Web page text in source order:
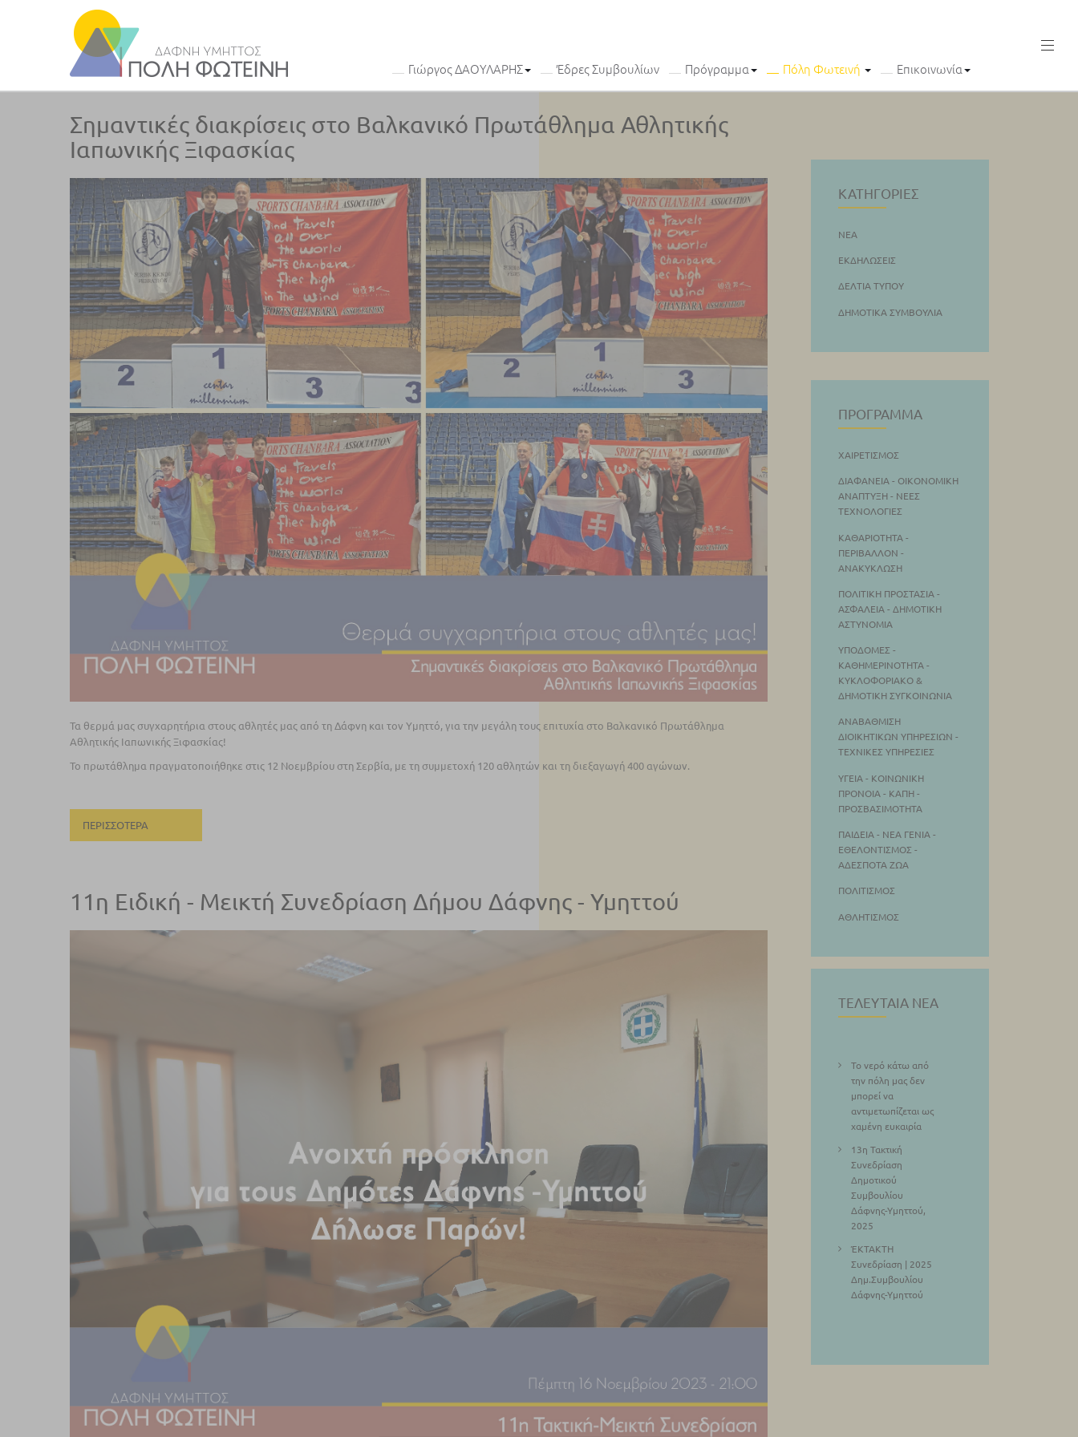
Γιώργος ΔΑΟΥΛΑΡΗΣ Έδρες Συμβουλίων Πρόγραμμα Πόλη Φωτεινή Επικοινωνία
Σημαντικές διακρίσεις στο Βαλκανικό Πρωτάθλημα Αθλητικής
Ιαπωνικής Ξιφασκίας
Τα θερμά μας συγχαρητήρια στους αθλητές μας από τη Δάφνη και τον Υμηττό, για την μεγάλη τους επιτυχία στο Βαλκανικό Πρωτάθλημα
Αθλητικής Ιαπωνικής Ξιφασκίας!
Το πρωτάθλημα πραγματοποιήθηκε στις 12 Νοεμβρίου στη Σερβία, με τη συμμετοχή 120 αθλητών και τη διεξαγωγή 400 αγώνων.
ΠΕΡΙΣΣΌΤΕΡΑ
11η Ειδική - Μεικτή Συνεδρίαση Δήμου Δάφνης - Υμηττού
ΚΑΤΗΓΟΡΊΕΣ
ΝΈΑ
ΕΚΔΗΛΏΣΕΙΣ
ΔΕΛΤΊΑ ΤΎΠΟΥ
ΔΗΜΟΤΙΚΆ ΣΥΜΒΟΎΛΙΑ
ΠΡΌΓΡΑΜΜΑ
ΧΑΙΡΕΤΙΣΜΌΣ
ΔΙΑΦΆΝΕΙΑ - ΟΙΚΟΝΟΜΙΚΉ
ΑΝΆΠΤΥΞΗ - ΝΈΕΣ
ΤΕΧΝΟΛΟΓΊΕΣ
ΚΑΘΑΡΙΌΤΗΤΑ -
ΠΕΡΙΒΆΛΛΟΝ -
ΑΝΑΚΎΚΛΩΣΗ
ΠΟΛΙΤΙΚΉ ΠΡΟΣΤΑΣΊΑ -
ΑΣΦΆΛΕΙΑ - ΔΗΜΟΤΙΚΉ
ΑΣΤΥΝΟΜΊΑ
ΥΠΟΔΟΜΈΣ -
ΚΑΘΗΜΕΡΙΝΌΤΗΤΑ -
ΚΥΚΛΟΦΟΡΙΑΚΌ &
ΔΗΜΟΤΙΚΉ ΣΥΓΚΟΙΝΩΝΊΑ
ΑΝΑΒΆΘΜΙΣΗ
ΔΙΟΙΚΗΤΙΚΏΝ ΥΠΗΡΕΣΙΏΝ -
ΤΕΧΝΙΚΈΣ ΥΠΗΡΕΣΊΕΣ
ΥΓΕΙΆ - ΚΟΙΝΩΝΙΚΉ
ΠΡΌΝΟΙΑ - ΚΑΠΗ -
ΠΡΟΣΒΑΣΙΜΌΤΗΤΑ
ΠΑΙΔΕΊΑ - ΝΕΑ ΓΕΝΙΆ -
ΕΘΕΛΟΝΤΙΣΜΌΣ -
ΑΔΈΣΠΟΤΑ ΖΏΑ
ΠΟΛΙΤΙΣΜΌΣ
ΑΘΛΗΤΙΣΜΌΣ
ΤΕΛΕΥΤΑΊΑ ΝΈΑ
Το νερό κάτω από
την πόλη μας δεν
μπορεί να
αντιμετωπίζεται ως
χαμένη ευκαιρία
13η Τακτική
Συνεδρίαση
Δημοτικού
Συμβουλίου
Δάφνης-Υμηττού,
2025
ΈΚΤΑΚΤΗ
Συνεδρίαση | 2025
Δημ.Συμβουλίου
Δάφνης-Υμηττού